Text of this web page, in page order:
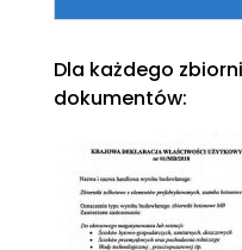
Dla każdego
dokumentów: